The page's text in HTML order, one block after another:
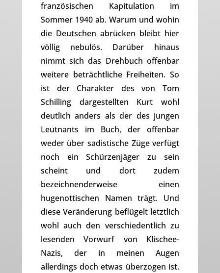
französischen Kapitulation im
Sommer 1940 ab. Warum und wohin
die Deutschen abrücken bleibt hier
völlig nebulös. Darüber hinaus
nimmt sich das Drehbuch offenbar
weitere beträchtliche Freiheiten. So
ist der Charakter des von Tom
Schilling dargestellten Kurt wohl
deutlich anders als der des jungen
Leutnants im Buch, der offenbar
weder über sadistische Züge verfügt
noch ein Schürzenjäger zu sein
scheint und dort zudem
bezeichnenderweise einen
hugenottischen Namen trägt. Und
diese Veränderung beflügelt letztlich
wohl auch den verschiedentlich zu
lesenden Vorwurf von Klischee-
Nazis, der in meinen Augen
allerdings doch etwas überzogen ist.